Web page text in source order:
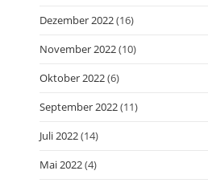
Dezember 2022(16)
November 2022(10)
Oktober 2022(6)
September 2022(11)
Juli 2022(14)
Mai 2022(4)